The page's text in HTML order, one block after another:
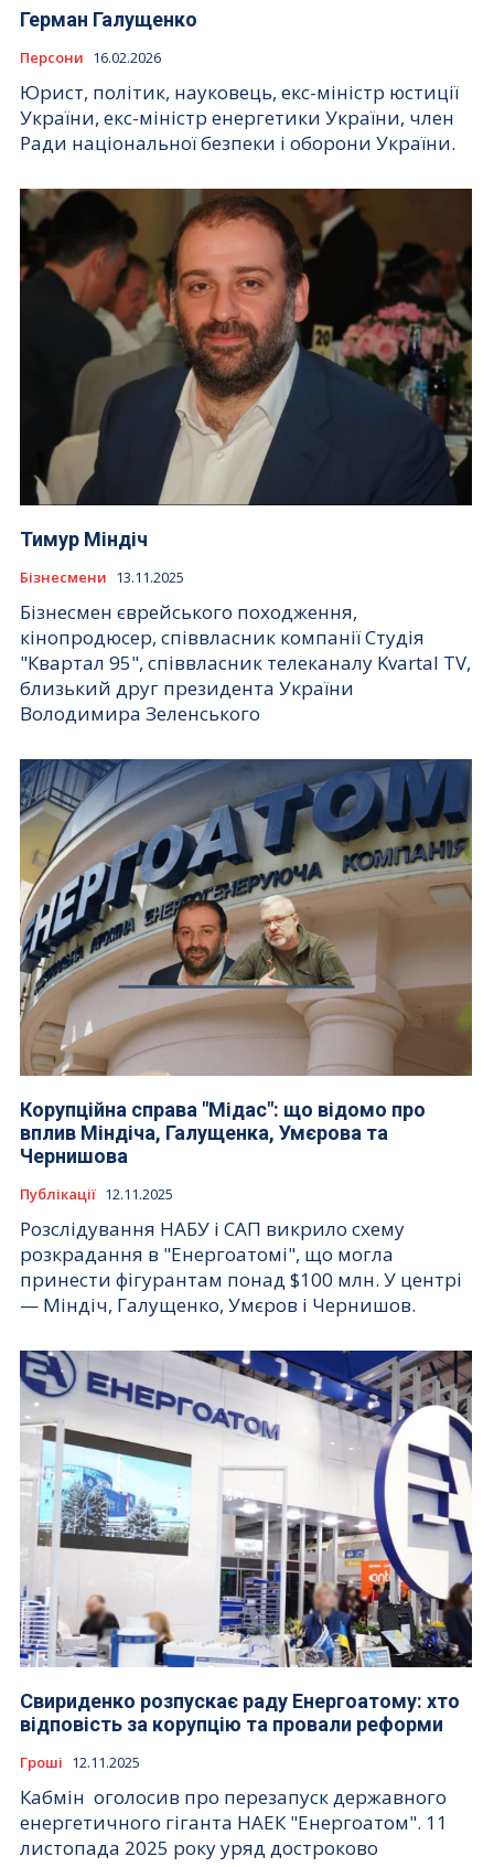
Герман Галущенко
Персони 16.02.2026
Юрист, політик, науковець, екс-міністр юстиції
України, екс-міністр енергетики України, член
Ради національної безпеки і оборони України.
Тимур Міндіч
Бізнесмени 13.11.2025
Бізнесмен єврейського походження,
кінопродюсер, співвласник компанії Студія
"Квартал 95", співвласник телеканалу Kvartal TV,
близький друг президента України
Володимира Зеленського
Корупційна справа "Мідас": що відомо про
вплив Міндіча, Галущенка, Умєрова та
Чернишова
Публікації 12.11.2025
Розслідування НАБУ і САП викрило схему
розкрадання в "Енергоатомі", що могла
принести фігурантам понад $100 млн. У центрі
— Міндіч, Галущенко, Умєров і Чернишов.
Свириденко розпускає раду Енергоатому: хто
відповість за корупцію та провали реформи
Гроші 12.11.2025
Кабмін оголосив про перезапуск державного
енергетичного гіганта НАЕК "Енергоатом". 11
листопада 2025 року уряд достроково